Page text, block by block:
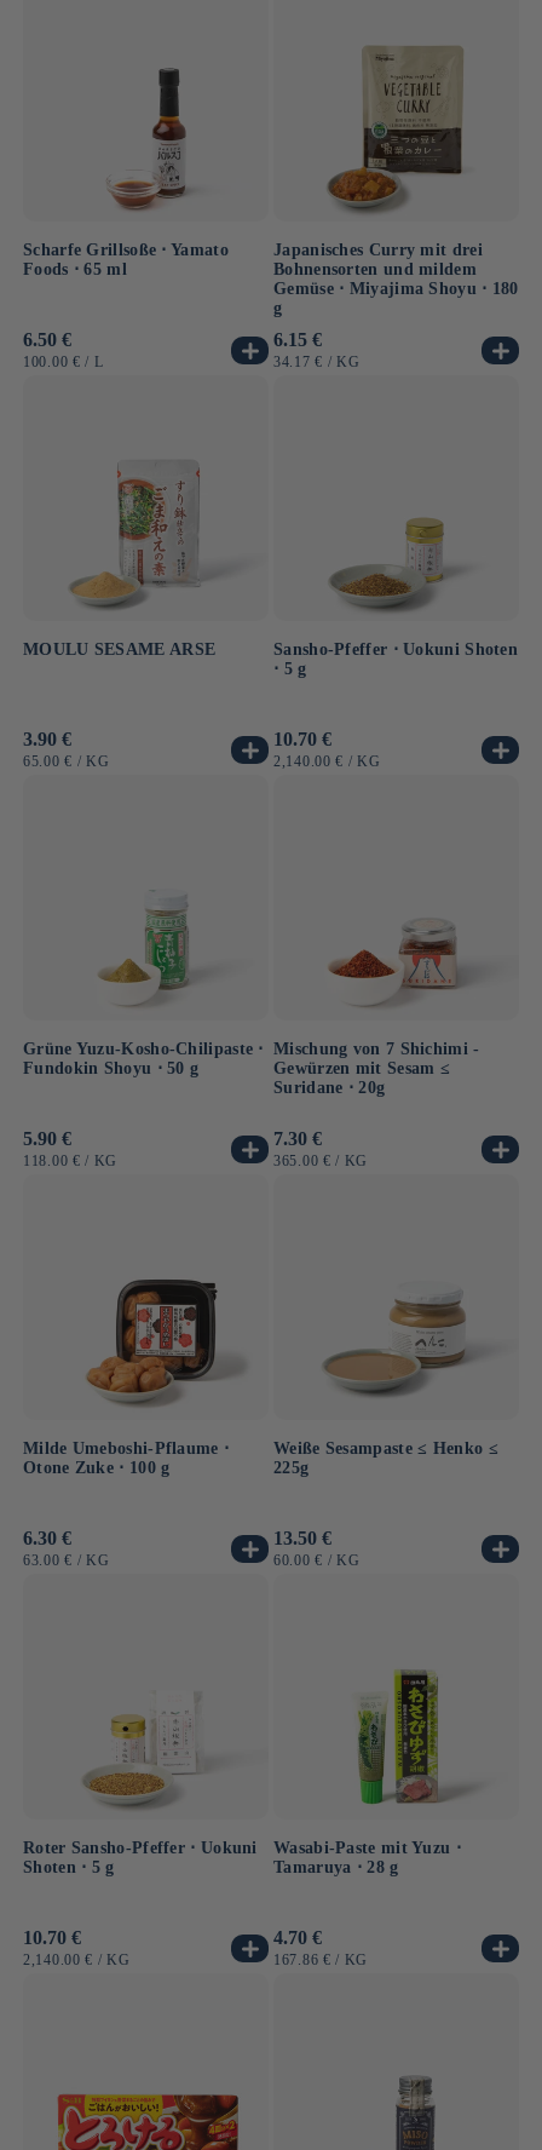
Scharfe Grillsoße ⋅ Yamato
Foods ⋅ 65 ml
Normaler
Preis
6.50 €
GRUNDPREIS
100.00 € / PRO
L
Japanisches Curry mit drei
Bohnensorten und mildem
Gemüse ⋅ Miyajima Shoyu ⋅ 180
g
Normaler
Preis
6.15 €
GRUNDPREIS
34.17 € / PRO
KG
MOULU SESAME ARSE
Normaler
Preis
3.90 €
GRUNDPREIS
65.00 € / PRO
KG
Sansho-Pfeffer ⋅ Uokuni Shoten
⋅ 5 g
Normaler
Preis
10.70 €
GRUNDPREIS
2,140.00 € / PRO
KG
Grüne Yuzu-Kosho-Chilipaste ⋅
Fundokin Shoyu ⋅ 50 g
Normaler
Preis
5.90 €
GRUNDPREIS
118.00 € / PRO
KG
Mischung von 7 Shichimi -
Gewürzen mit Sesam ≤
Suridane ⋅ 20g
Normaler
Preis
7.30 €
GRUNDPREIS
365.00 € / PRO
KG
Milde Umeboshi-Pflaume ⋅
Otone Zuke ⋅ 100 g
Normaler
Preis
6.30 €
GRUNDPREIS
63.00 € / PRO
KG
Weiße Sesampaste ≤ Henko ≤
225g
Normaler
Preis
13.50 €
GRUNDPREIS
60.00 € / PRO
KG
Roter Sansho-Pfeffer ⋅ Uokuni
Shoten ⋅ 5 g
Normaler
Preis
10.70 €
GRUNDPREIS
2,140.00 € / PRO
KG
Wasabi-Paste mit Yuzu ⋅
Tamaruya ⋅ 28 g
Normaler
Preis
4.70 €
GRUNDPREIS
167.86 € / PRO
KG